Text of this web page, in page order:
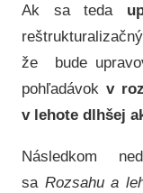
Ak sa teda
že bude
pohľadávok v
v lehote dlhšej
Následkom
sa Rozsahu a